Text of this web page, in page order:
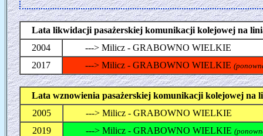
Lata likwidacji pasażerskiej komunikacji kolejowej na
2004
---> Milicz - GRABOWNO WIELKIE
2017
---> Milicz - GRABOWNO WIELKIE
Lata wznowienia pasażerskiej komunikacji kolejowej na
2005
---> Milicz - GRABOWNO WIELKIE
2019
---> Milicz - GRABOWNO WIELKIE